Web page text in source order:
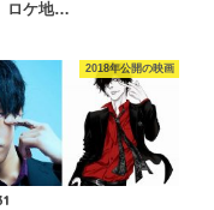
ロケ地…
2018年公開の映画